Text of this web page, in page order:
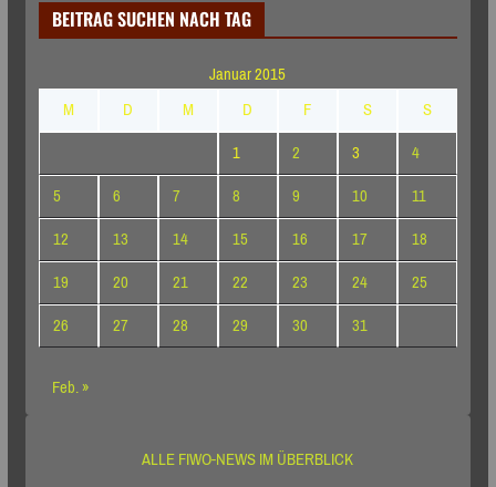
BEITRAG SUCHEN NACH TAG
Januar 2015
M
D M D F S
S
1
2 3
4
5
6 7 8 9 10
11
12
13 14 15 16 17
18
19
20 21 22 23 24
25
26
27 28 29 30
31
Feb. »
ALLE FIWO-NEWS IM ÜBERBLICK